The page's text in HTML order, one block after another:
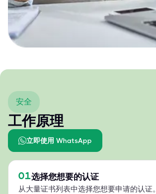
安全
工作原理
立即使用 WhatsApp
01选择您想要的认证
从大量证书列表中选择您想要申请的认证。